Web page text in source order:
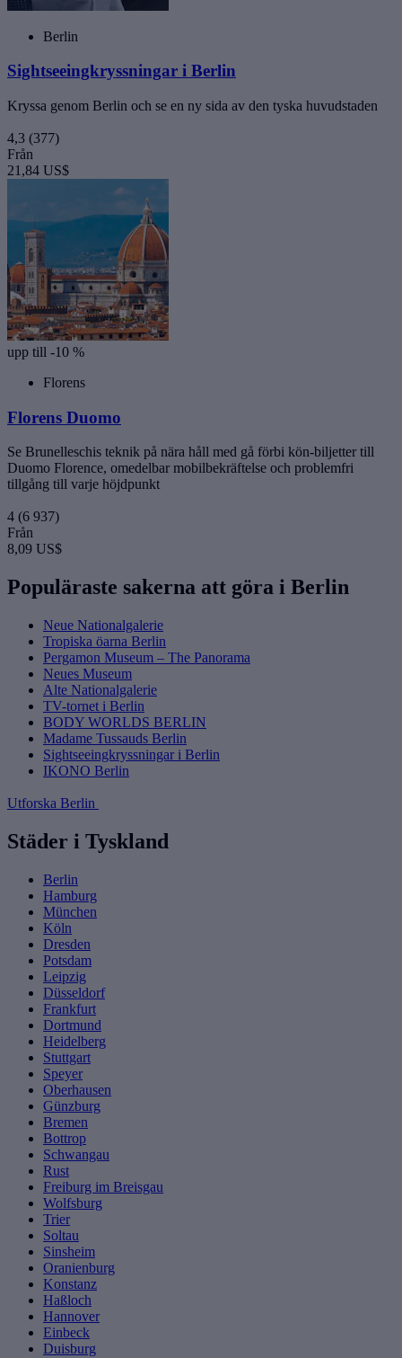
Berlin
Sightseeingkryssningar i Berlin
Kryssa genom Berlin och se en ny sida av den tyska huvudstaden
4,3 (377)
Från
21,84 US$
upp till -10 %
Florens
Florens Duomo
Se Brunelleschis teknik på nära håll med gå förbi kön-biljetter till
Duomo Florence, omedelbar mobilbekräftelse och problemfri
tillgång till varje höjdpunkt
4 (6 937)
Från
8,09 US$
Populäraste sakerna att göra i Berlin
Neue Nationalgalerie
Tropiska öarna Berlin
Pergamon Museum – The Panorama
Neues Museum
Alte Nationalgalerie
TV-tornet i Berlin
BODY WORLDS BERLIN
Madame Tussauds Berlin
Sightseeingkryssningar i Berlin
IKONO Berlin
Utforska Berlin
Städer i Tyskland
Berlin
Hamburg
München
Köln
Dresden
Potsdam
Leipzig
Düsseldorf
Frankfurt
Dortmund
Heidelberg
Stuttgart
Speyer
Oberhausen
Günzburg
Bremen
Bottrop
Schwangau
Rust
Freiburg im Breisgau
Wolfsburg
Trier
Soltau
Sinsheim
Oranienburg
Konstanz
Haßloch
Hannover
Einbeck
Duisburg